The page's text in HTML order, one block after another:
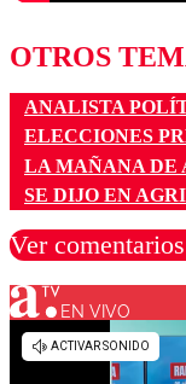
OTROS
ANALISTA
ELECCIONES
LA MAÑANA DE
SE DIJO EN
Ver comentarios
Los
EN VIVO